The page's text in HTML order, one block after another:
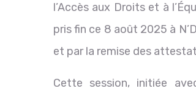
l’Accès aux Droits et à
pris fin ce 8 août 2025 à
et par la remise des
Cette session, initiée